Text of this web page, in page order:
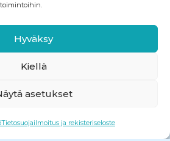
Hyväksy
Kiellä
asetukset
Tietosuojailmoitus ja rekisteriseloste